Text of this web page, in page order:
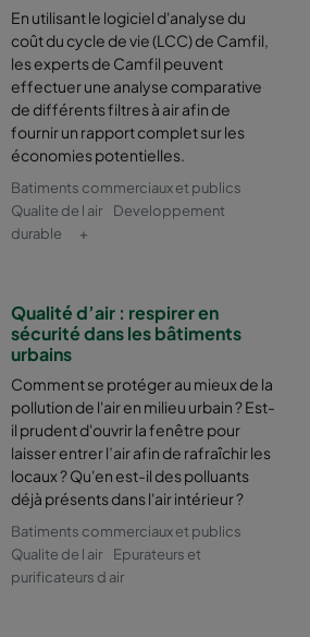
8 ePM2,5 50% M6
8 ePM2,5 50% M6
6 ePM2,5 50% M6
8 ePM2,5 50% M6
8 ePM2,5 50%
8
6 ePM2,5 50% M6
8 ePM2,5 50% M6
4 ePM2,5 50%
En utilisant le logiciel d'analyse du
coût du cycle de vie (LCC) de Camfil,
les experts de Camfil peuvent
effectuer une analyse comparative
de différents filtres à air afin de
fournir un rapport complet sur les
économies potentielles.
Batiments commerciaux et publics
Qualite de l air
Developpement
durable
+
Qualité d’air : respirer en
sécurité dans les bâtiments
urbains
Comment se protéger au mieux de la
pollution de l'air en milieu urbain ? Est-
il prudent d'ouvrir la fenêtre pour
laisser entrer l’air afin de rafraîchir les
locaux ? Qu'en est-il des polluants
déjà présents dans l'air intérieur ?
Batiments commerciaux et publics
Qualite de l air
Epurateurs et
purificateurs d air